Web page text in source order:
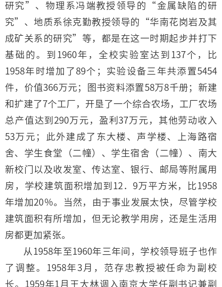
研究”、物理系冯端教授领导的“金属缺陷的研
究”、地质系徐克勤教授领导的“华南花岗岩及其
成矿关系的研究”等，都是在这一时期起步并打下
基础的。到1960年，全校实验室达到137个，比
1958年时增加了89个；实验设备三年共添置5454
件，价值366万元；图书资料添置58万8千册；新建
和扩建了7个工厂，开垦了一个综合农场，工厂农场
总产值达到290万元，盈利37万元，其他劳动收入
53万元；此外建成了东大楼、声学楼、上海路宿
舍、学生食堂（二幢）、学生宿舍（二幢）、南大
新校门以及收发室、传达室、银行、邮局等附属用
房，学校建筑面积增加到12．9万平方米，比1958
年增加20％。当然，由于事业发展太快，尽管学校
建筑面积有所增加，但无论教学用房，还是生活用
房都更加紧张。
从1958年至1960年三年间，学校领导班子也作
了调整。1958年3月，范存忠教授被任命为副校
长。1959年1月王大林调入南京大学任副书记兼副